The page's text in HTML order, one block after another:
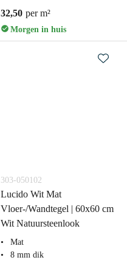
32,50 per m²
Morgen in huis
303-050102
Lucido Wit Mat
Vloer-/Wandtegel | 60x60 cm
Wit Natuursteenlook
Mat
8 mm dik